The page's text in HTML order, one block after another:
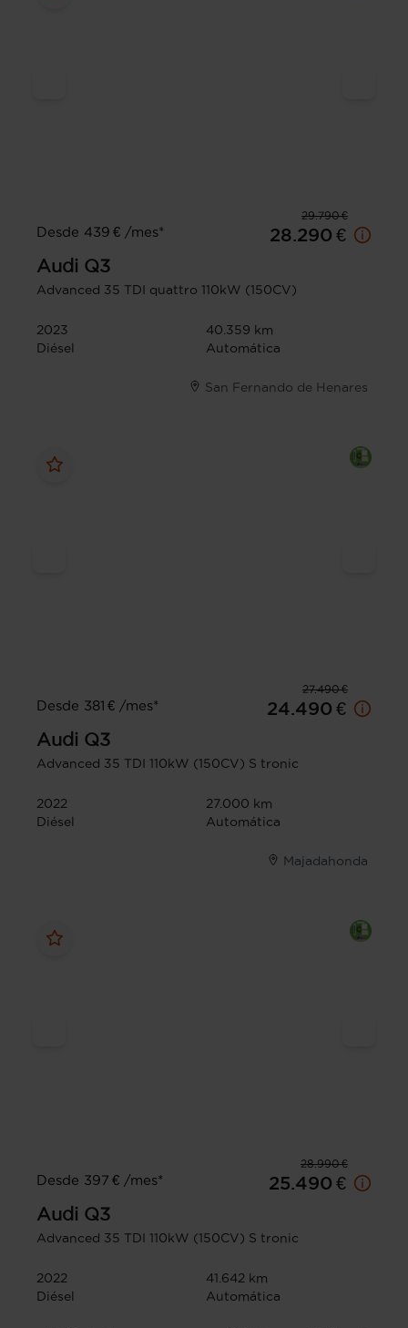
29.790 €
Desde 439 € /mes*
28.290 €
Audi Q3
Advanced 35 TDI quattro 110kW (150CV)
2023
40.359 km
Diésel
Automática
San Fernando de Henares
27.490 €
Desde 381 € /mes*
24.490 €
Audi Q3
Advanced 35 TDI 110kW (150CV) S tronic
2022
27.000 km
Diésel
Automática
Majadahonda
28.990 €
Desde 397 € /mes*
25.490 €
Audi Q3
Advanced 35 TDI 110kW (150CV) S tronic
2022
41.642 km
Diésel
Automática